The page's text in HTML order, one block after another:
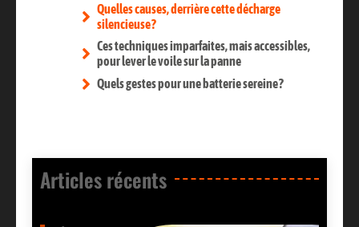
Quelles causes, derrière cette décharge
silencieuse ?
Ces techniques imparfaites, mais accessibles,
pour lever le voile sur la panne
Quels gestes pour une batterie sereine ?
Articles récents​